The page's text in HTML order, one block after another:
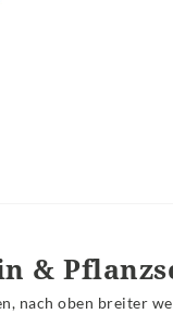
&
nach oben breiter